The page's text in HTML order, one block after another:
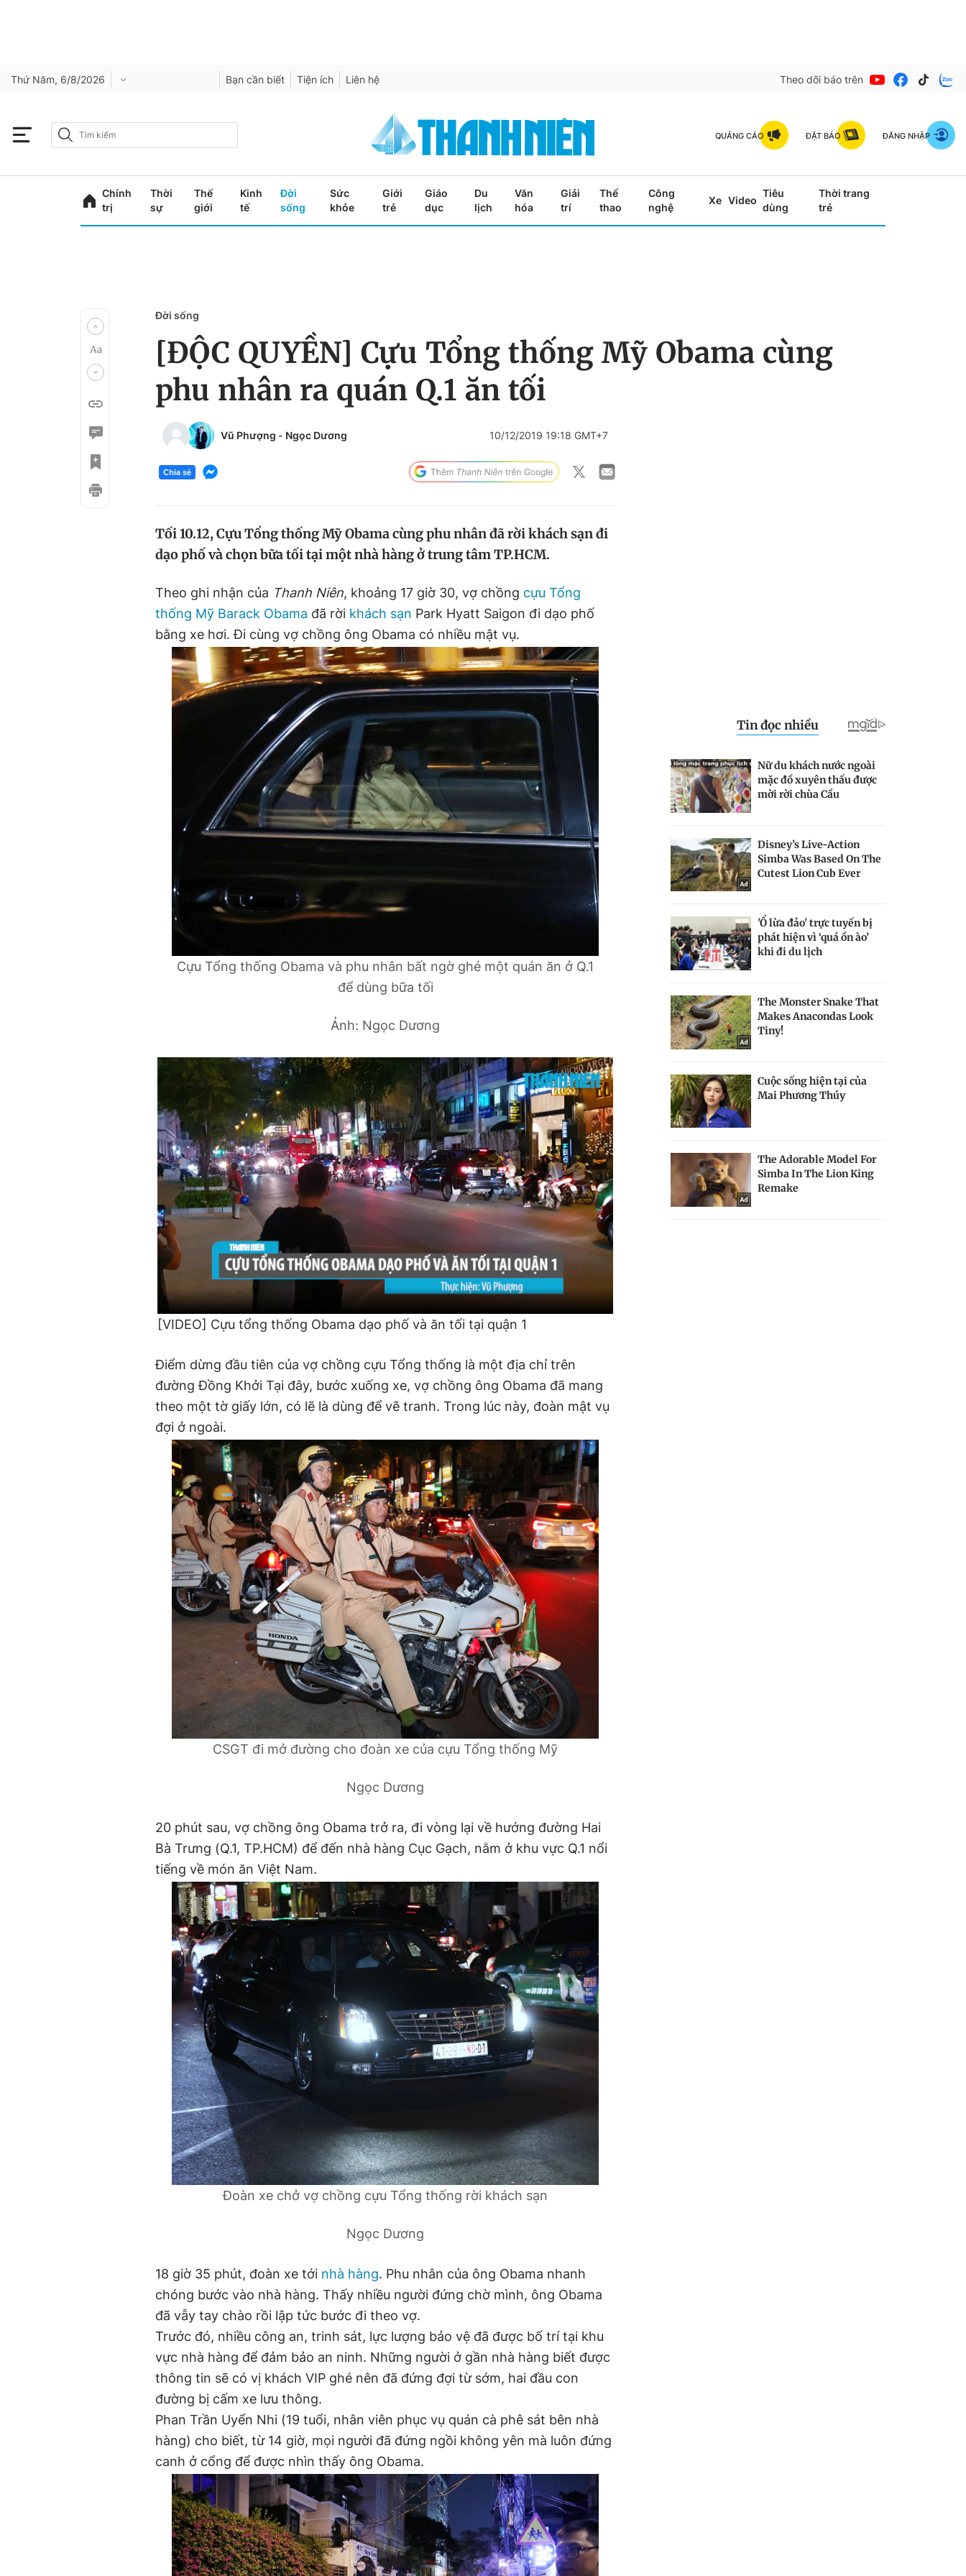
Thứ Năm, 6/8/2026 Bạn cần biết Tiện ích Liên hệ Theo dõi báo trên
QUẢNG CÁO ĐẶT BÁO ĐĂNG NHẬP
Chính
trị
Thời
sự
Thế
giới
Kinh
tế
Đời
sống
Sức
khỏe
Giới
trẻ
Giáo
dục
Du
lịch
Văn
hóa
Giải
trí
Thể
thao
Công
nghệ
Xe Video
Tiêu
dùng
Thời trang
trẻ
Đời sống
[ĐỘC QUYỀN] Cựu Tổng thống Mỹ Obama cùng
phu nhân ra quán Q.1 ăn tối
Vũ Phượng - Ngọc Dương 10/12/2019 19:18 GMT+7
Chia sẻ
Tối 10.12, Cựu Tổng thống Mỹ Obama cùng phu nhân đã rời khách sạn đi
dạo phố và chọn bữa tối tại một nhà hàng ở trung tâm TP.HCM.
Theo ghi nhận của Thanh Niên, khoảng 17 giờ 30, vợ chồng cựu Tổng
thống Mỹ Barack Obama đã rời khách sạn Park Hyatt Saigon đi dạo phố
bằng xe hơi. Đi cùng vợ chồng ông Obama có nhiều mật vụ.
Cựu Tổng thống Obama và phu nhân bất ngờ ghé một quán ăn ở Q.1
để dùng bữa tối
Ảnh: Ngọc Dương
[VIDEO] Cựu tổng thống Obama dạo phố và ăn tối tại quận 1
Điểm dừng đầu tiên của vợ chồng cựu Tổng thống là một địa chỉ trên
đường Đồng Khởi Tại đây, bước xuống xe, vợ chồng ông Obama đã mang
theo một tờ giấy lớn, có lẽ là dùng để vẽ tranh. Trong lúc này, đoàn mật vụ
đợi ở ngoài.
CSGT đi mở đường cho đoàn xe của cựu Tổng thống Mỹ
Ngọc Dương
20 phút sau, vợ chồng ông Obama trở ra, đi vòng lại về hướng đường Hai
Bà Trưng (Q.1, TP.HCM) để đến nhà hàng Cục Gạch, nằm ở khu vực Q.1 nổi
tiếng về món ăn Việt Nam.
Đoàn xe chở vợ chồng cựu Tổng thống rời khách sạn
Ngọc Dương
18 giờ 35 phút, đoàn xe tới nhà hàng. Phu nhân của ông Obama nhanh
chóng bước vào nhà hàng. Thấy nhiều người đứng chờ mình, ông Obama
đã vẫy tay chào rồi lập tức bước đi theo vợ.
Trước đó, nhiều công an, trinh sát, lực lượng bảo vệ đã được bố trí tại khu
vực nhà hàng để đảm bảo an ninh. Những người ở gần nhà hàng biết được
thông tin sẽ có vị khách VIP ghé nên đã đứng đợi từ sớm, hai đầu con
đường bị cấm xe lưu thông.
Phan Trần Uyển Nhi (19 tuổi, nhân viên phục vụ quán cà phê sát bên nhà
hàng) cho biết, từ 14 giờ, mọi người đã đứng ngồi không yên mà luôn đứng
canh ở cổng để được nhìn thấy ông Obama.